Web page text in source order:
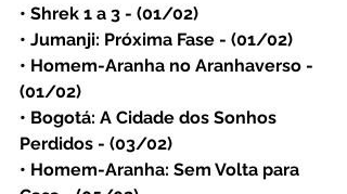
• Shrek 1 a 3 - (01/02)
• Jumanji: Próxima Fase - (01/02)
• Homem-Aranha no Aranhaverso -
(01/02)
• Bogotá: A Cidade dos Sonhos
Perdidos - (03/02)
• Homem-Aranha: Sem Volta para